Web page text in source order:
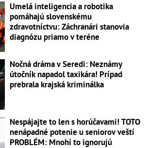
Umelá inteligencia a robotika
pomáhajú slovenskému
zdravotníctvu: Záchranári stanovia
diagnózu priamo v teréne
Nočná dráma v Seredi: Neznámy
útočník napadol taxikára! Prípad
prebrala krajská kriminálka
Nespájajte to len s horúčavami! TOTO
nenápadné potenie u seniorov veští
PROBLÉM: Mnohí to ignorujú